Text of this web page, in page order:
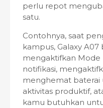
perlu repot
satu.
Contohnya, saat
kampus, Galaxy A07
mengaktifkan Mode
notifikasi,
menghemat
aktivitas produktif,
kamu butuhkan